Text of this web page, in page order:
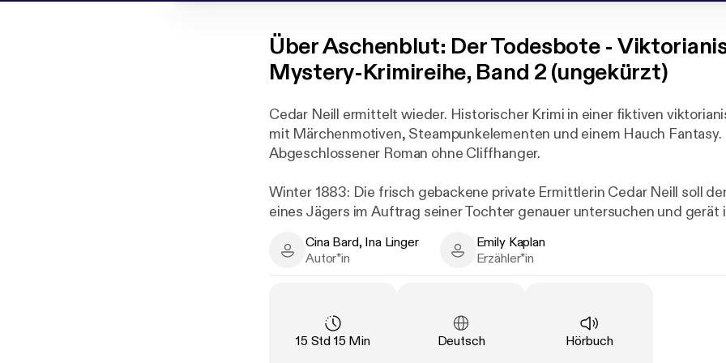
ÜberAschenblut: Der Todesbote -
Mystery-Krimireihe, Band 2 (ungekürzt)
Cedar Neill ermittelt wieder. Historischer Krimi in einer fiktiven
mit Märchenmotiven, Steampunkelementen und einem Hauch Fantasy.
Abgeschlossener Roman ohne Cliffhanger.
Winter 1883: Die frisch gebackene private Ermittlerin Cedar Neill soll
eines Jägers im Auftrag seiner Tochter genauer untersuchen und gerät
dunklen Geheimnisse zu bewahren.
diesem Fall nicht vorankommt und der öffentliche Druck wächst, wird
hinzugezogen und befindet sich bald schon selbst wieder einmal in
Cina Bard, Ina Linger - Author
Cina Bard, Ina Linger
Autor*in
Emily Kaplan - Narrator
Emily Kaplan
Erzähler*in
Länge:
15 Std 15 Min Sprache:
Deutsch Art:
Hörbuch